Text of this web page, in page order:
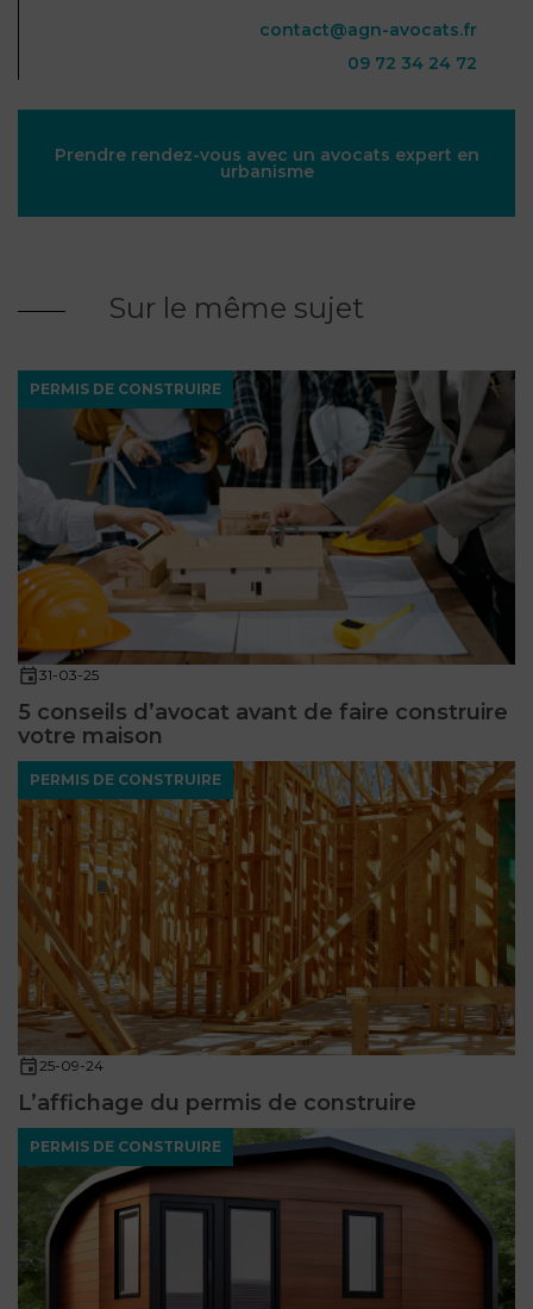
contact@agn-avocats.fr
09 72 34 24 72
Prendre rendez-vous avec un avocats expert en
urbanisme
Sur le même sujet
PERMIS DE CONSTRUIRE
31-03-25
5 conseils d’avocat avant de faire construire
votre maison
PERMIS DE CONSTRUIRE
25-09-24
L’affichage du permis de construire
PERMIS DE CONSTRUIRE